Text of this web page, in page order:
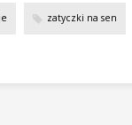
zatyczki na sen